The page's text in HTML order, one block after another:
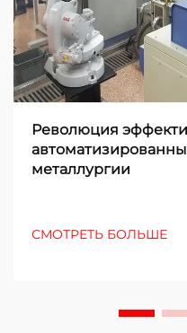
Революция
металлургии
СМОТРЕТЬ БОЛЬШЕ